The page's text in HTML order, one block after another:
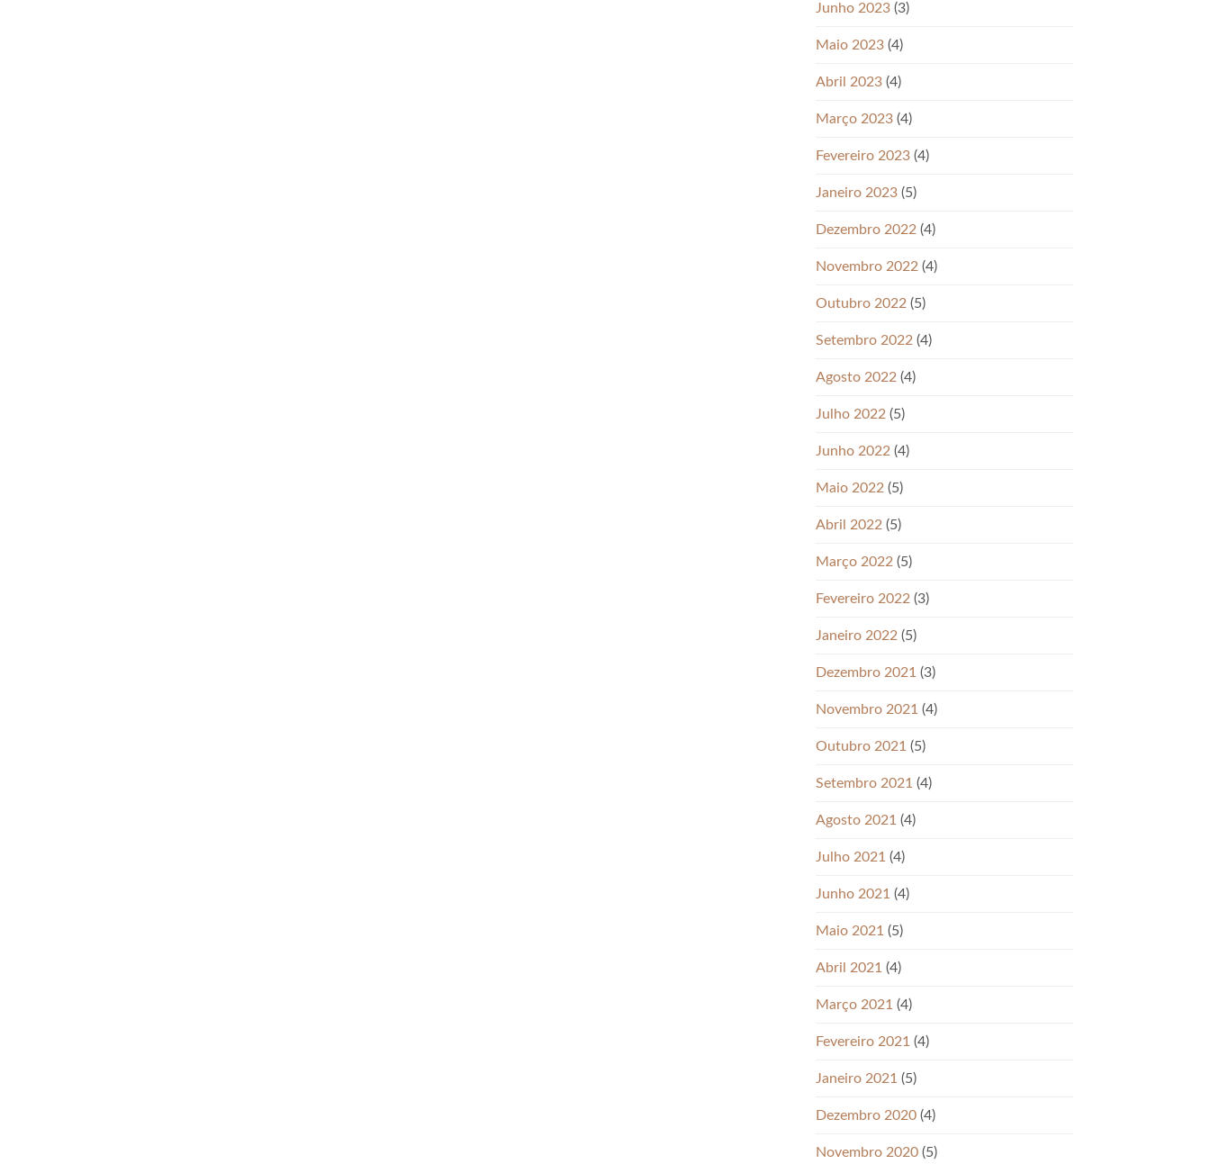
Junho 2023 (3)
Maio 2023 (4)
Abril 2023 (4)
Março 2023 (4)
Fevereiro 2023 (4)
Janeiro 2023 (5)
Dezembro 2022 (4)
Novembro 2022 (4)
Outubro 2022 (5)
Setembro 2022 (4)
Agosto 2022 (4)
Julho 2022 (5)
Junho 2022 (4)
Maio 2022 (5)
Abril 2022 (5)
Março 2022 (5)
Fevereiro 2022 (3)
Janeiro 2022 (5)
Dezembro 2021 (3)
Novembro 2021 (4)
Outubro 2021 (5)
Setembro 2021 (4)
Agosto 2021 (4)
Julho 2021 (4)
Junho 2021 (4)
Maio 2021 (5)
Abril 2021 (4)
Março 2021 (4)
Fevereiro 2021 (4)
Janeiro 2021 (5)
Dezembro 2020 (4)
Novembro 2020 (5)